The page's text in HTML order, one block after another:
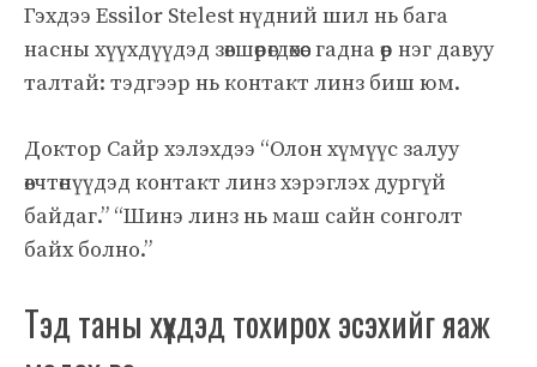
Гэхдээ Essilor Stelest нүдний шил нь бага
насны хүүхдүүдэд зөвшөөрөгдөхөөс гадна өөр нэг давуу
талтай: тэдгээр нь контакт линз биш юм.
Доктор Сайр хэлэхдээ “Олон хүмүүс залуу
өвчтөнүүдэд контакт линз хэрэглэх дургүй
байдаг.” “Шинэ линз нь маш сайн сонголт
байх болно.”
Тэд таны хүүхдэд тохирох эсэхийг яаж